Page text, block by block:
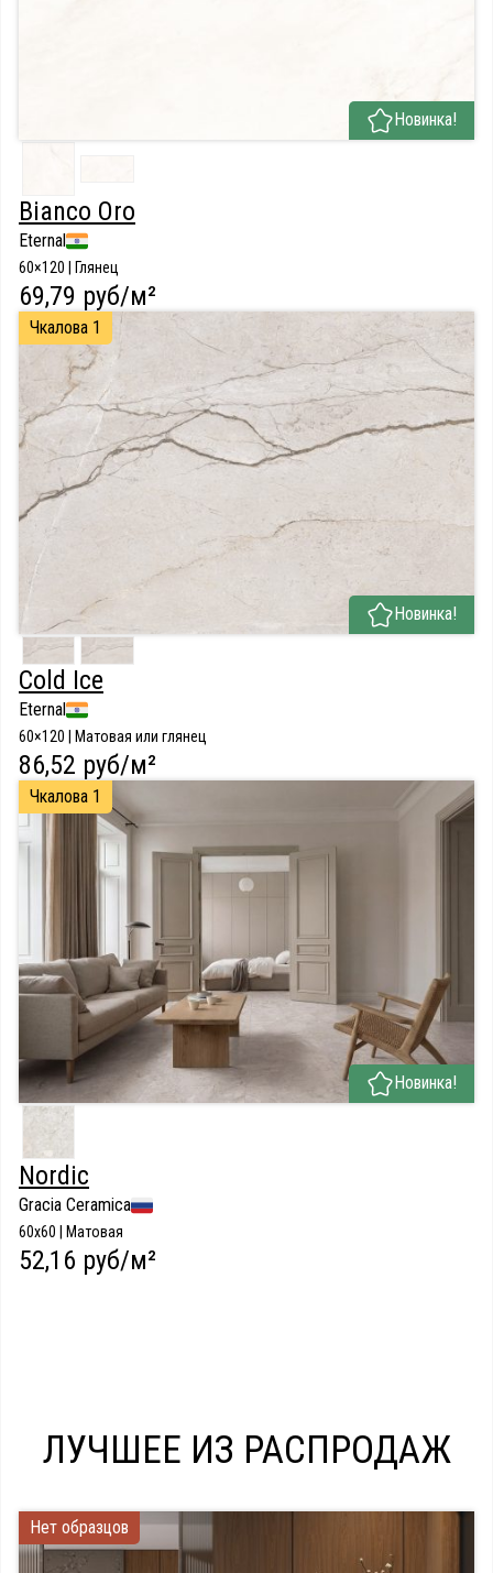
Новинка!
Bianco Oro
Eternal
60×120 | Глянец
69,79 руб/м²
Чкалова 1
Новинка!
Cold Ice
Eternal
60×120 | Матовая или глянец
86,52 руб/м²
Чкалова 1
Новинка!
Nordic
Gracia Ceramica
60x60 | Матовая
52,16 руб/м²
ЛУЧШЕЕ ИЗ РАСПРОДАЖ
Нет образцов